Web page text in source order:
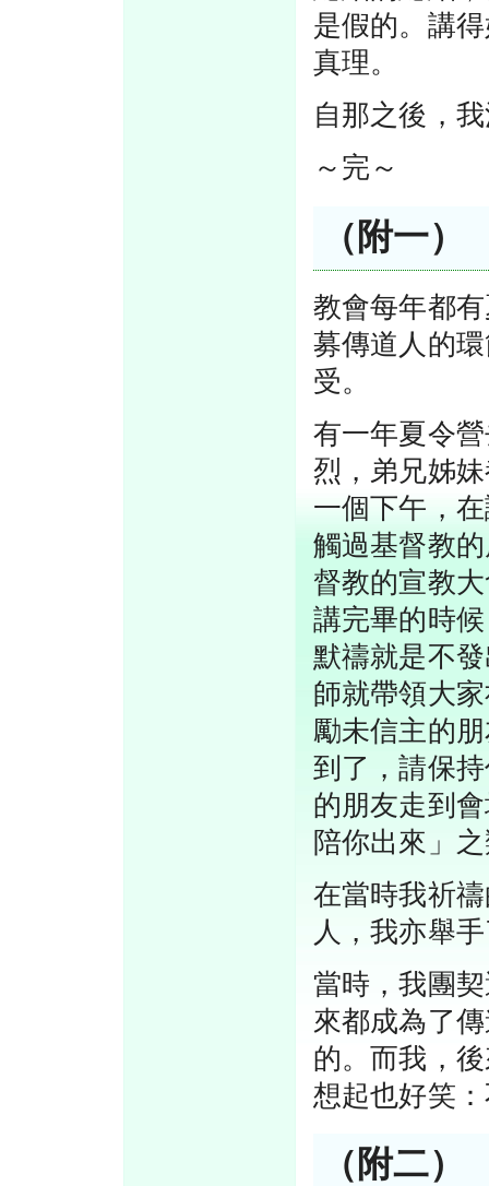
是假的。講
真理。
自那之後，
～完～
（附一）
教會每年都
募傳道人的
受。
有一年夏令
烈，弟兄姊
一個下午，
觸過基督教
督教的宣教
講完畢的時
默禱就是不
師就帶領大
勵未信主的
到了，請保
的朋友走到
陪你出來」
在當時我祈
人，我亦舉
當時，我團
來都成為了
的。而我，
想起也好笑
（附二）